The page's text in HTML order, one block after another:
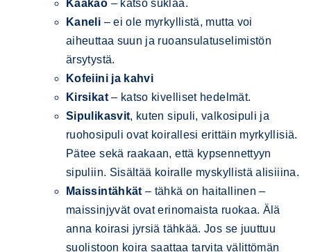
Kaakao – katso suklaa.
Kaneli – ei ole myrkyllistä, mutta voi
aiheuttaa suun ja ruoansulatuselimistön
ärsytystä.
Kofeiini ja kahvi
Kirsikat– katso kivelliset hedelmät.
Sipulikasvit, kuten sipuli, valkosipuli ja
ruohosipuli ovat koirallesi erittäin myrkyllisiä.
Pätee sekä raakaan, että kypsennettyyn
sipuliin. Sisältää koiralle myskyllistä alisiiina.
Maissintähkät – tähkä on haitallinen –
maissinjyvät ovat erinomaista ruokaa. Älä
anna koirasi jyrsiä tähkää. Jos se juuttuu
suolistoon koira saattaa tarvita välittömän